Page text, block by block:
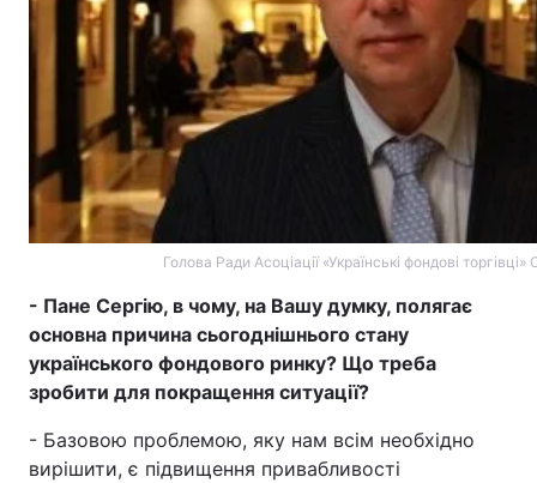
Спорт Наука
Техно і зв'язок Лайт
Зброя Інциденти
Здоров'я
Цікавинки
Лонгріди
Відео з Youtube Статті
Інтерв'ю Думки
Голова Ради Асоціації «Українські фондові торгівці»
- Пане Сергію, в чому, на Вашу думку, полягає
основна причина сьогоднішнього стану
українського фондового ринку? Що треба
зробити для покращення ситуації?
- Базовою проблемою, яку нам всім необхідно
вирішити, є підвищення привабливості